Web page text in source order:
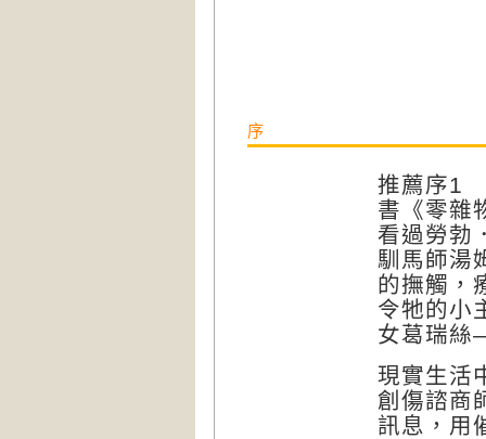
序
推薦序1
書《零雜
看過勞勃
馴馬師湯
的撫觸，
令牠的小
女葛瑞絲
現實生活
創傷諮商
訊息，用